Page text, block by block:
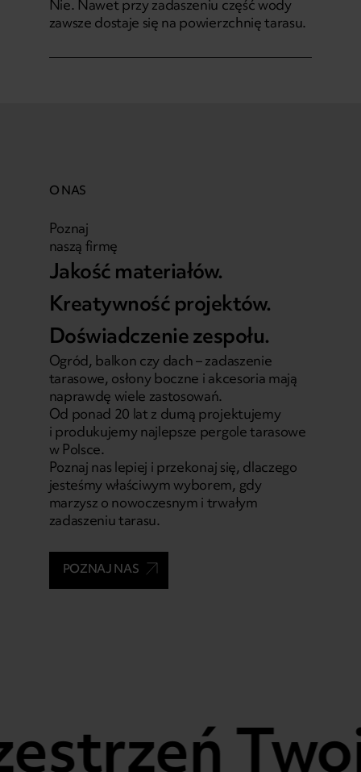
Nie. Nawet przy zadaszeniu część wody
zawsze dostaje się na powierzchnię tarasu.
O NAS
Poznaj
naszą firmę
Jakość materiałów.
Kreatywność projektów.
Doświadczenie zespołu.
Ogród, balkon czy dach – zadaszenie
tarasowe, osłony boczne i akcesoria mają
naprawdę wiele zastosowań.
Od ponad 20 lat z dumą projektujemy
i produkujemy najlepsze pergole tarasowe
w Polsce.
Poznaj nas lepiej i przekonaj się, dlaczego
jesteśmy właściwym wyborem, gdy
marzysz o nowoczesnym i trwałym
zadaszeniu tarasu.
POZNAJ NAS